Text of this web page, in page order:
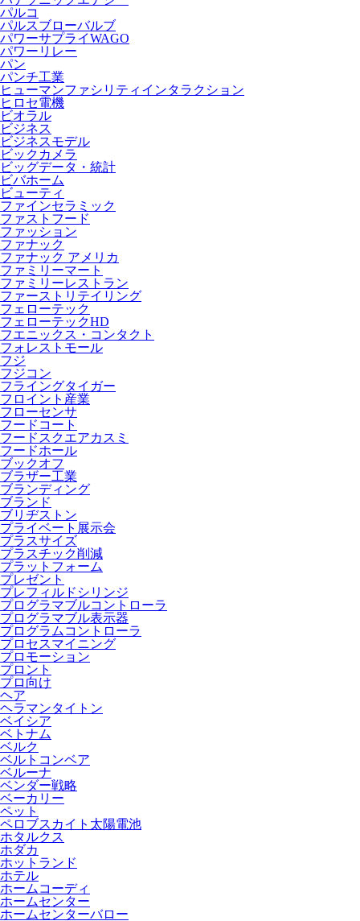
パルコ
パルスブローバルブ
パワーサプライWAGO
パワーリレー
パン
パンチ工業
ヒューマンファシリティインタラクション
ヒロセ電機
ビオラル
ビジネス
ビジネスモデル
ビックカメラ
ビッグデータ・統計
ビバホーム
ビューティ
ファインセラミック
ファストフード
ファッション
ファナック
ファナック アメリカ
ファミリーマート
ファミリーレストラン
ファーストリテイリング
フェローテック
フェローテックHD
フエニックス・コンタクト
フォレストモール
フジ
フジコン
フライングタイガー
フロイント産業
フローセンサ
フードコート
フードスクエアカスミ
フードホール
ブックオフ
ブラザー工業
ブランディング
ブランド
ブリヂストン
プライベート展示会
プラスサイズ
プラスチック削減
プラットフォーム
プレゼント
プレフィルドシリンジ
プログラマブルコントローラ
プログラマブル表示器
プログラムコントローラ
プロセスマイニング
プロモーション
プロント
プロ向け
ヘア
ヘラマンタイトン
ベイシア
ベトナム
ベルク
ベルトコンベア
ベルーナ
ベンダー戦略
ベーカリー
ペット
ペロブスカイト太陽電池
ホタルクス
ホダカ
ホットランド
ホテル
ホームコーディ
ホームセンター
ホームセンターバロー